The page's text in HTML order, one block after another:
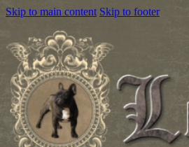
Skip to main content Skip to footer